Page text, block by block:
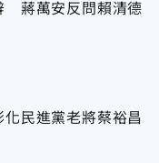
蔣萬安反問賴清德
民進黨老將蔡裕昌